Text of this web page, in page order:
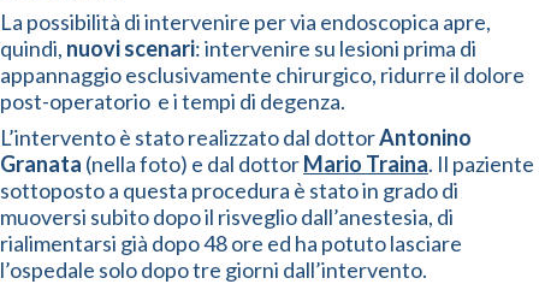
La possibilità di intervenire per via endoscopica apre,
quindi, nuovi scenari: intervenire su lesioni prima di
appannaggio esclusivamente chirurgico, ridurre il dolore
post-operatorio e i tempi di degenza.
L’intervento è stato realizzato dal dottorAntonino
Granata (nella foto) e dal dottorMario Traina. Il paziente
sottoposto a questa procedura è stato in grado di
muoversi subito dopo il risveglio dall’anestesia, di
rialimentarsi già dopo 48 ore ed ha potuto lasciare
l’ospedale solo dopo tre giorni dall’intervento.